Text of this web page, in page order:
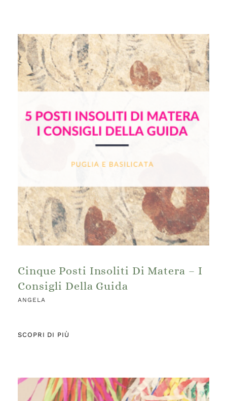
Cinque Posti Insoliti Di Matera – I
Consigli Della Guida
ANGELA
SCOPRI DI PIÙ